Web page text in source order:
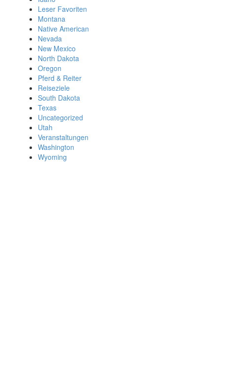
Leser Favoriten
Montana
Native American
Nevada
New Mexico
North Dakota
Oregon
Pferd & Reiter
Reiseziele
South Dakota
Texas
Uncategorized
Utah
Veranstaltungen
Washington
Wyoming